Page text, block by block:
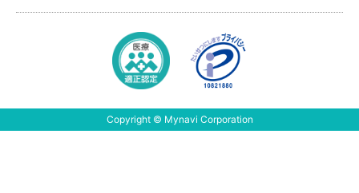
Copyright © Mynavi Corporation